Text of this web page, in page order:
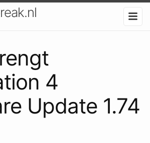
4
Update 1.74